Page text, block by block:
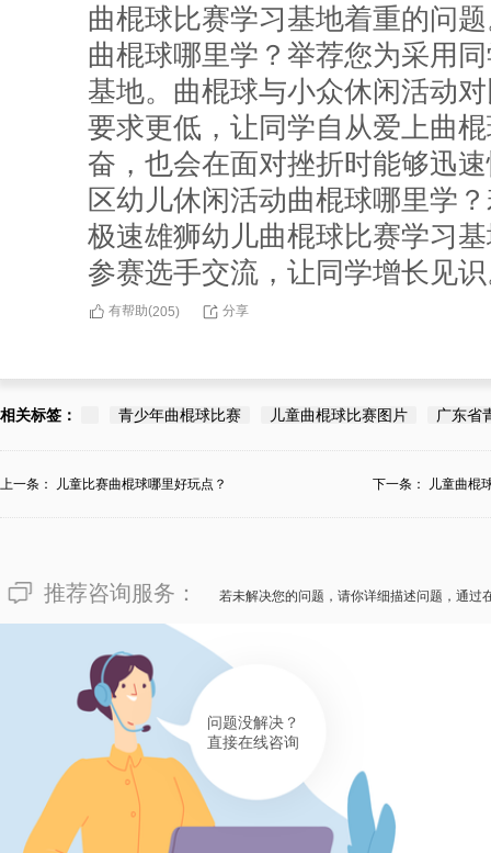
曲棍球比赛学习基地着重的问
曲棍球哪里学？举荐您为采用
基地。曲棍球与小众休闲活动
要求更低，让同学自从爱上曲
奋，也会在面对挫折时能够迅
区幼儿休闲活动曲棍球哪里学
极速雄狮幼儿曲棍球比赛学习
参赛选手交流，让同学增长见
有帮助(205) 分享
相关标签： 青少年曲棍球比赛 儿童曲棍球比赛图片 广东省
上一条： 儿童比赛曲棍球哪里好玩点？ 下一条： 儿童曲棍
推荐咨询服务： 若未解决您的问题，请你详细描述问题，通过
问题没解决？
直接在线咨询